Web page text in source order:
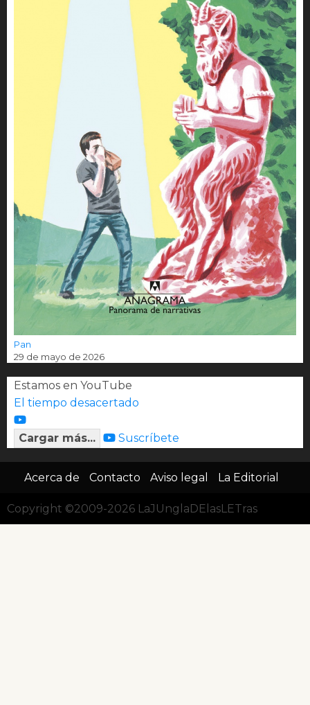
Pan
29 de mayo de 2026
Estamos en YouTube
El tiempo desacertado
Cargar más... Suscríbete
Acerca de Contacto Aviso legal La Editorial
Copyright ©2009-2026 LaJUnglaDElasLETras